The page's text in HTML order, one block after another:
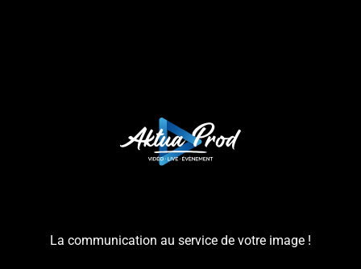
La communication au service de votre image !